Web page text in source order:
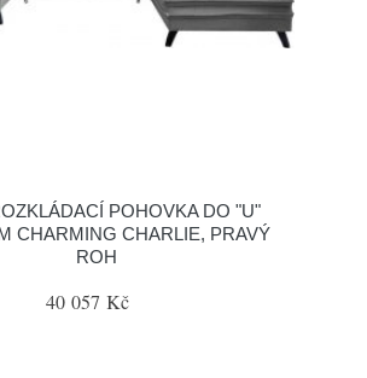
POHOVKA DO "U"
CHARMING CHARLIE, PRAVÝ
ROH
40 057 Kč